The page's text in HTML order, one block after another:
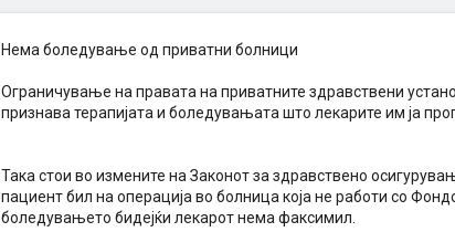
Нема боледување од приватни болници
Ограничување на правата на приватните здравствени
признава терапијата и боледувањата што лекарите им ја
Така стои во измените на Законот за здравствено
пациент бил на операција во болница која не работи со
боледувањето бидејќи лекарот нема факсимил.